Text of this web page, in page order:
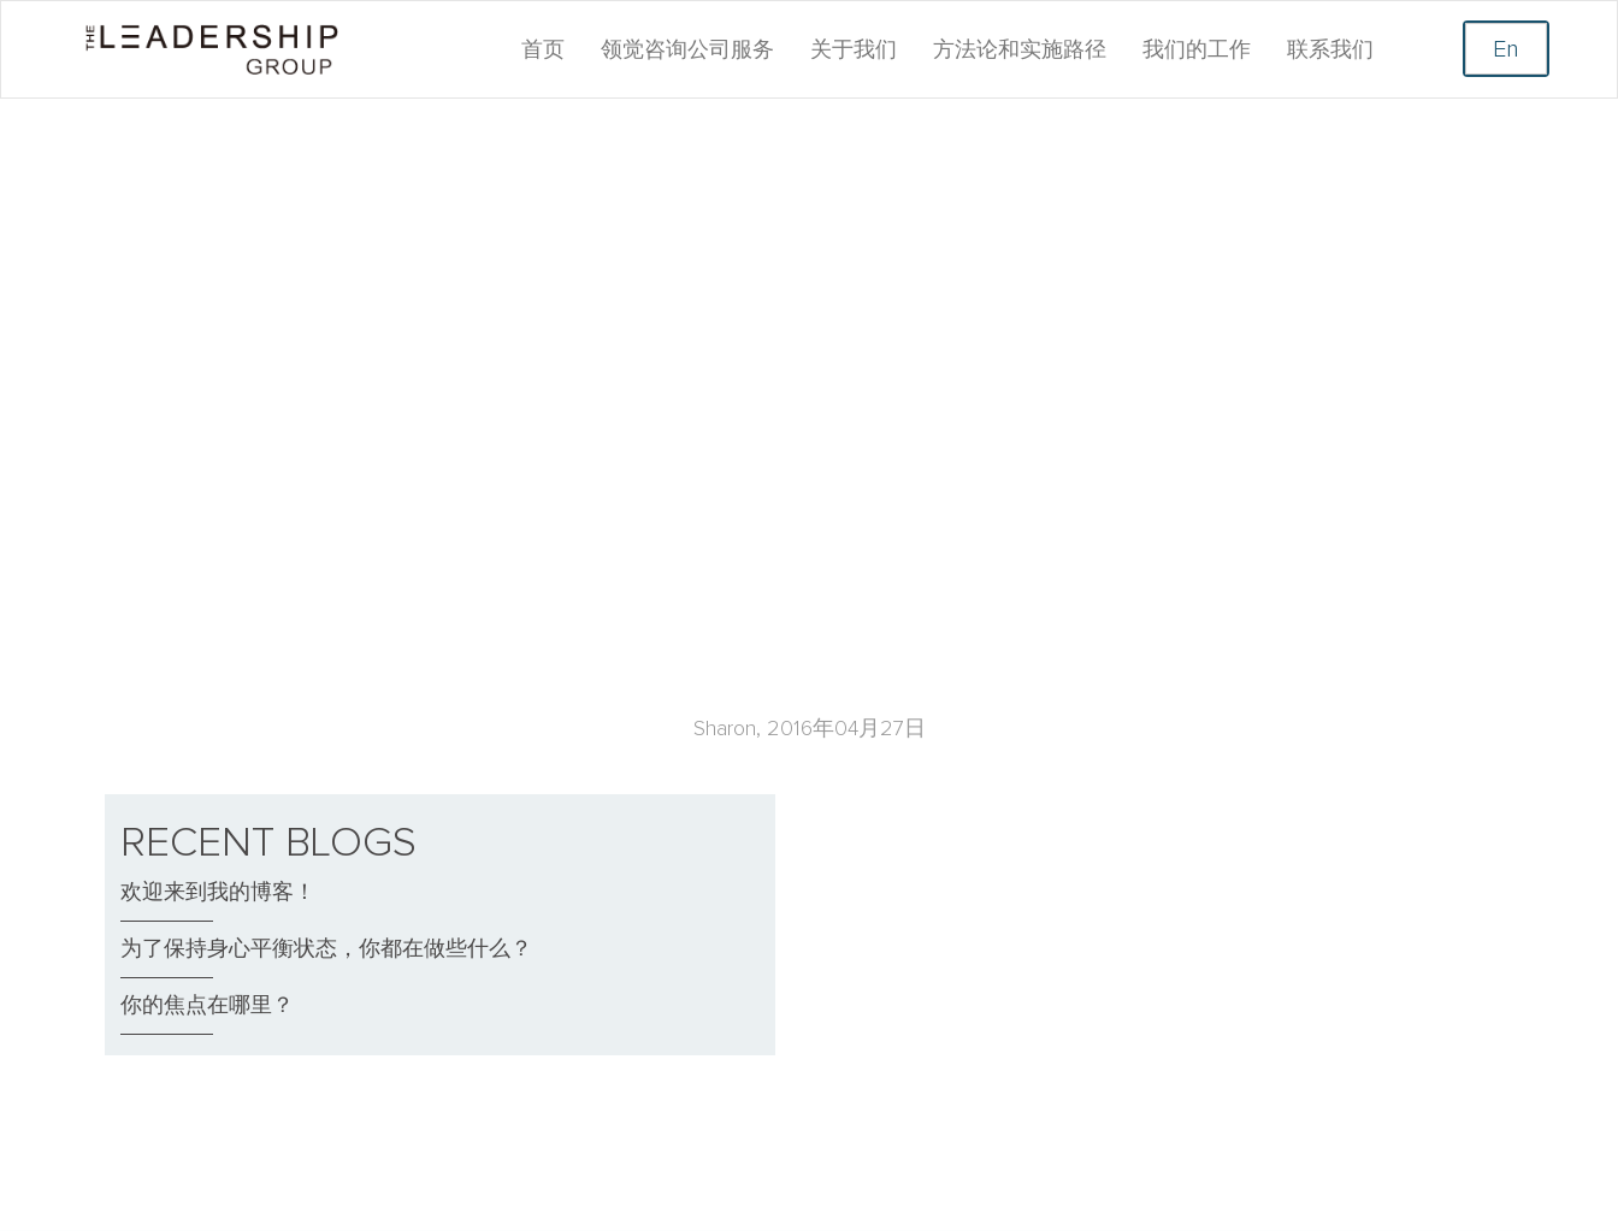
En
首页 领觉咨询公司服务 关于我们 方法论和实施路径 我们的工作 联系我们
Sharon, 2016年04月27日
RECENT BLOGS
欢迎来到我的博客！
为了保持身心平衡状态，你都在做些什么？
你的焦点在哪里？